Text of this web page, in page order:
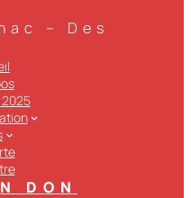
– Des
DON